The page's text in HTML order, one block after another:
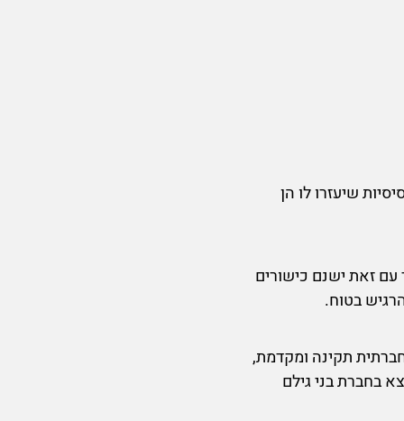
שיעזרו לו הן
זאת ישנם כישורים
בטוח.
תקינה ומקדמת,
בחברת בני גילם